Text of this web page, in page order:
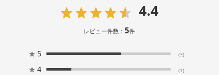
4.4
レビュー件数：5件
★ 5 (3)
★ 4 (1)